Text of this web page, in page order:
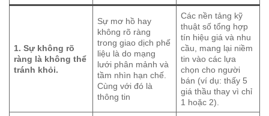
1. Sự không rõ
ràng là không thể
tránh khỏi.
Sự mơ hồ hay
không rõ ràng
trong giao dịch phế
liệu là do mạng
lưới phân mảnh và
tầm nhìn hạn chế.
Cùng với đó là
thông tin
Các nền tảng kỹ
thuật số tổng hợp
tín hiệu giá và nhu
cầu, mang lại niềm
tin vào các lựa
chọn cho người
bán (ví dụ: thấy 5
giá thầu thay vì chỉ
1 hoặc 2).